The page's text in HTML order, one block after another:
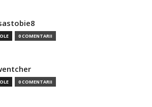
0 COMENTARII
0 COMENTARII